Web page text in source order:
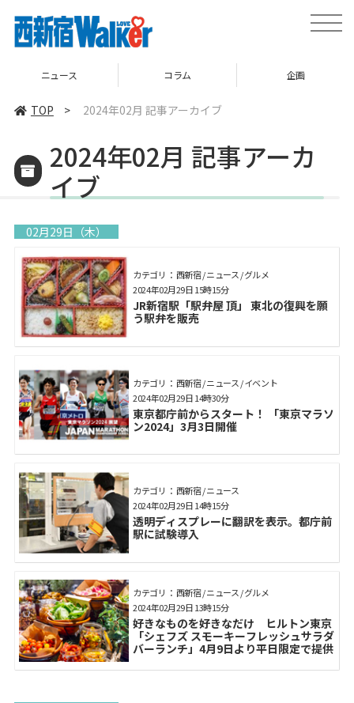
toggle
コラム 企画 TOP
TOP > 2024年02月 記事アーカイブ
2024年02月 記事アーカ
イブ
02月29日（木）
カテゴリ： 西新宿 / ニュース / グルメ
JR新宿駅「駅弁屋 頂」 東北の復興を願
う駅弁を販売
2024年02月29日 15時15分
カテゴリ： 西新宿 / ニュース / イベント
東京都庁前からスタート！ 「東京マラソ
ン2024」3月3日開催
2024年02月29日 14時30分
カテゴリ： 西新宿 / ニュース
透明ディスプレーに翻訳を表示。都庁前
駅に試験導入
2024年02月29日 14時15分
カテゴリ： 西新宿 / ニュース / グルメ
好きなものを好きなだけ ヒルトン東京
「シェフズ スモーキーフレッシュサラダ
バーランチ」4月9日より平日限定で提供
2024年02月29日 13時15分